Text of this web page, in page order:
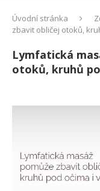
Úvodní stránka
zbavit obličej otoků,
Lymfatická
otoků, kruhů